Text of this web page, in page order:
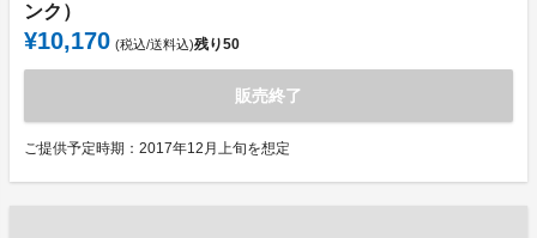
ンク）
¥10,170 (税込/送料込)残り50
販売終了
ご提供予定時期：2017年12月上旬を想定